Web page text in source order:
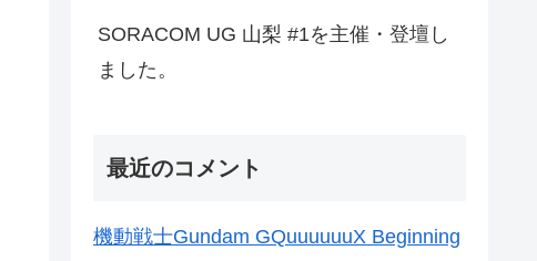
SORACOM UG 山梨 #1を主催・登壇し
ました。
最近のコメント
機動戦士Gundam GQuuuuuuX Beginning